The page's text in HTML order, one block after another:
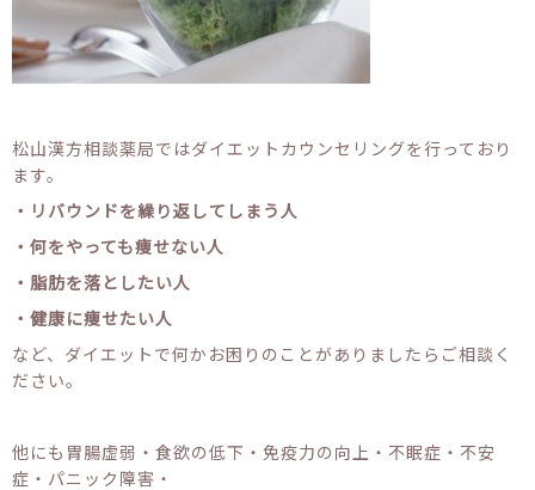
松山漢方相談薬局ではダイエットカウンセリングを行っており
ます。
・リバウンドを繰り返してしまう人
・何をやっても痩せない人
・脂肪を落としたい人
・健康に痩せたい人
など、ダイエットで何かお困りのことがありましたらご相談く
ださい。
他にも胃腸虚弱・食欲の低下・免疫力の向上・不眠症・不安
症・パニック障害・